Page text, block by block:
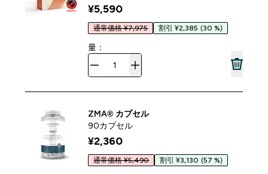
¥5,590‎
通常価格 ¥7,975 割引 ¥2,385 (30 %)
量：
ZMA® カプセル
90カプセル
¥2,360‎
通常価格 ¥5,490 割引 ¥3,130 (57 %)